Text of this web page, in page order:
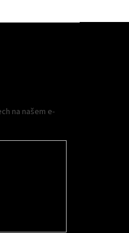
na našem e-